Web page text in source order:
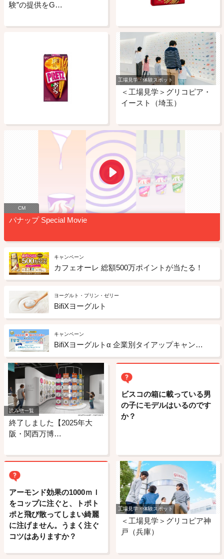
験”の提供をG…
工場見学・体験スポット
＜工場見学＞グリコピア・
イースト（埼玉）
CM
パナップ Special Movie
キャンペーン
カフェオーレ 総額500万ポイントが当たる！
ヨーグルト・プリン・ゼリー
BifiXヨーグルト
キャンペーン
BifiXヨーグルトα 企業別タイアップキャンペーン
読み物一覧
終了しました【2025年大
阪・関西万博…
ビスコの箱に載っている男
の子にモデルはいるのです
か？
アーモンド効果の1000ｍｌ
をコップに注ぐと、トポト
ポと飛び散ってしまい綺麗
に注げません。うまく注ぐ
コツはありますか？
工場見学・体験スポット
＜工場見学＞グリコピア神
戸（兵庫）